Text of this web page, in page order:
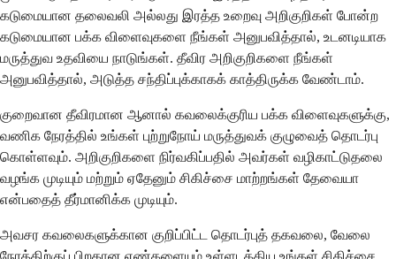
கடுமையான தலைவலி அல்லது இரத்த உறைவு அறிகுறிகள் போன்ற
கடுமையான பக்க விளைவுகளை நீங்கள் அனுபவித்தால், உடனடியாக
மருத்துவ உதவியை நாடுங்கள். தீவிர அறிகுறிகளை நீங்கள்
அனுபவித்தால், அடுத்த சந்திப்புக்காகக் காத்திருக்க வேண்டாம்.
குறைவான தீவிரமான ஆனால் கவலைக்குரிய பக்க விளைவுகளுக்கு,
வணிக நேரத்தில் உங்கள் புற்றுநோய் மருத்துவக் குழுவைத் தொடர்பு
கொள்ளவும். அறிகுறிகளை நிர்வகிப்பதில் அவர்கள் வழிகாட்டுதலை
வழங்க முடியும் மற்றும் ஏதேனும் சிகிச்சை மாற்றங்கள் தேவையா
என்பதைத் தீர்மானிக்க முடியும்.
அவசர கவலைகளுக்கான குறிப்பிட்ட தொடர்புத் தகவலை, வேலை
நேரத்திற்குப் பிறகான எண்களையும் உள்ளடக்கிய உங்கள் சிகிச்சை